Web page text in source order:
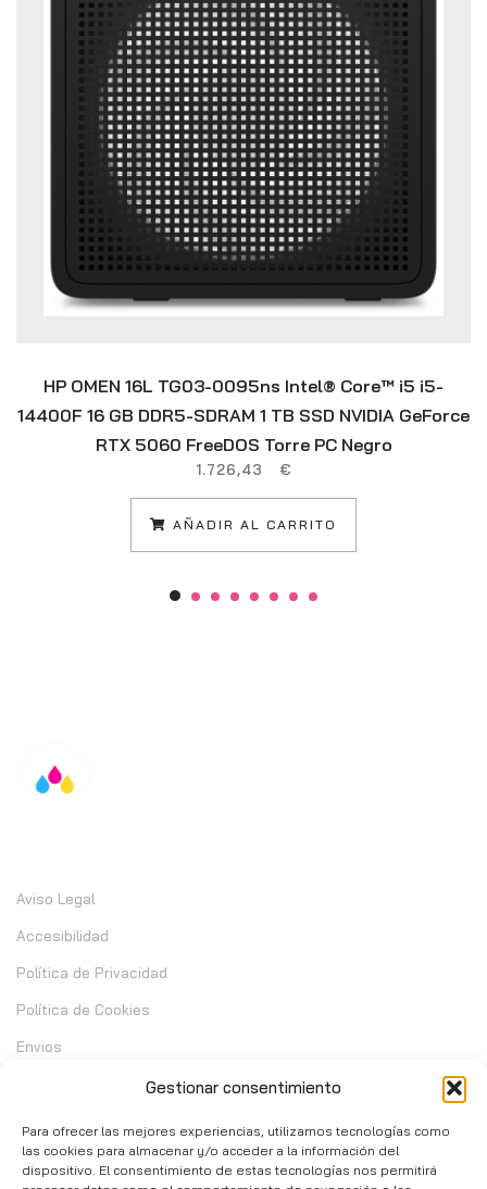
Gestionar consentimiento
Para ofrecer las mejores experiencias, utilizamos tecnologías como
las cookies para almacenar y/o acceder a la información del
dispositivo. El consentimiento de estas tecnologías nos permitirá
HP OMEN 16L TG03-0095ns Intel® Core™ i5 i5-
14400F 16 GB DDR5-SDRAM 1 TB SSD NVIDIA GeForce
RTX 5060 FreeDOS Torre PC Negro
1.726,43 €
AÑADIR AL CARRITO
Aviso Legal
Accesibilidad
Política de Privacidad
Política de Cookies
Envios